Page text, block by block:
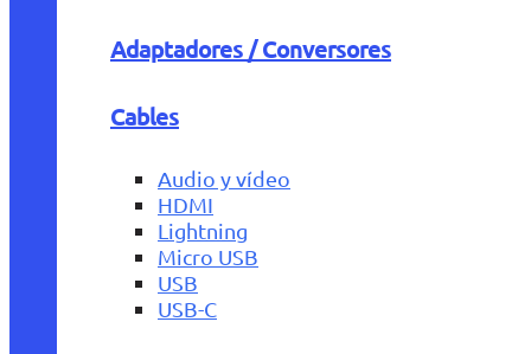
Adaptadores / Conversores
Cables
Audio y vídeo
HDMI
Lightning
Micro USB
USB
USB-C